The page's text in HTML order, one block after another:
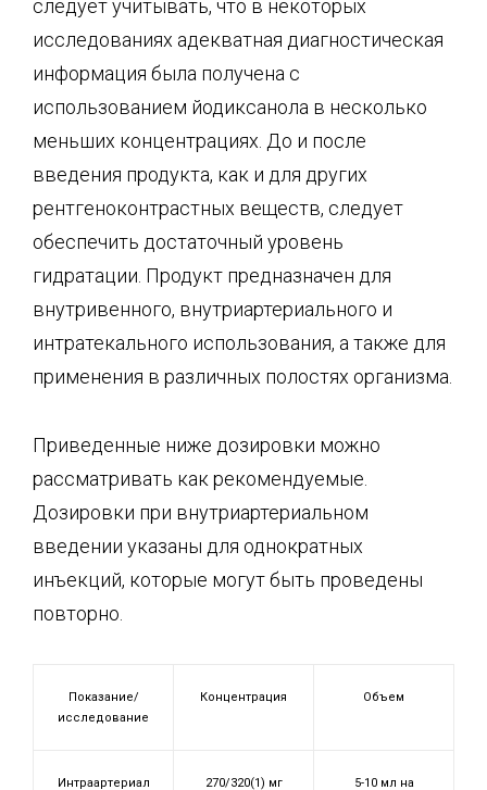
следует учитывать, что в некоторых
исследованиях адекватная диагностическая
информация была получена с
использованием йодиксанола в несколько
меньших концентрациях. До и после
введения продукта, как и для других
рентгеноконтрастных веществ, следует
обеспечить достаточный уровень
гидратации. Продукт предназначен для
внутривенного, внутриартериального и
интратекального использования, а также для
применения в различных полостях организма.
Приведенные ниже дозировки можно
рассматривать как рекомендуемые.
Дозировки при внутриартериальном
введении указаны для однократных
инъекций, которые могут быть проведены
повторно.
Показание/
исследование
Концентрация Объем
Интраартериал
270/320(1) мг
5-10 мл на